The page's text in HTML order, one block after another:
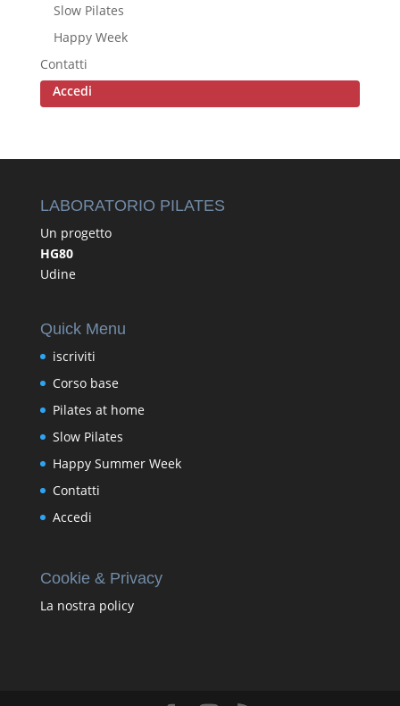
Slow Pilates
Happy Week
Contatti
Accedi
LABORATORIO PILATES
Un progetto
HG80
Udine
Quick Menu
iscriviti
Corso base
Pilates at home
Slow Pilates
Happy Summer Week
Contatti
Accedi
Cookie & Privacy
La nostra policy